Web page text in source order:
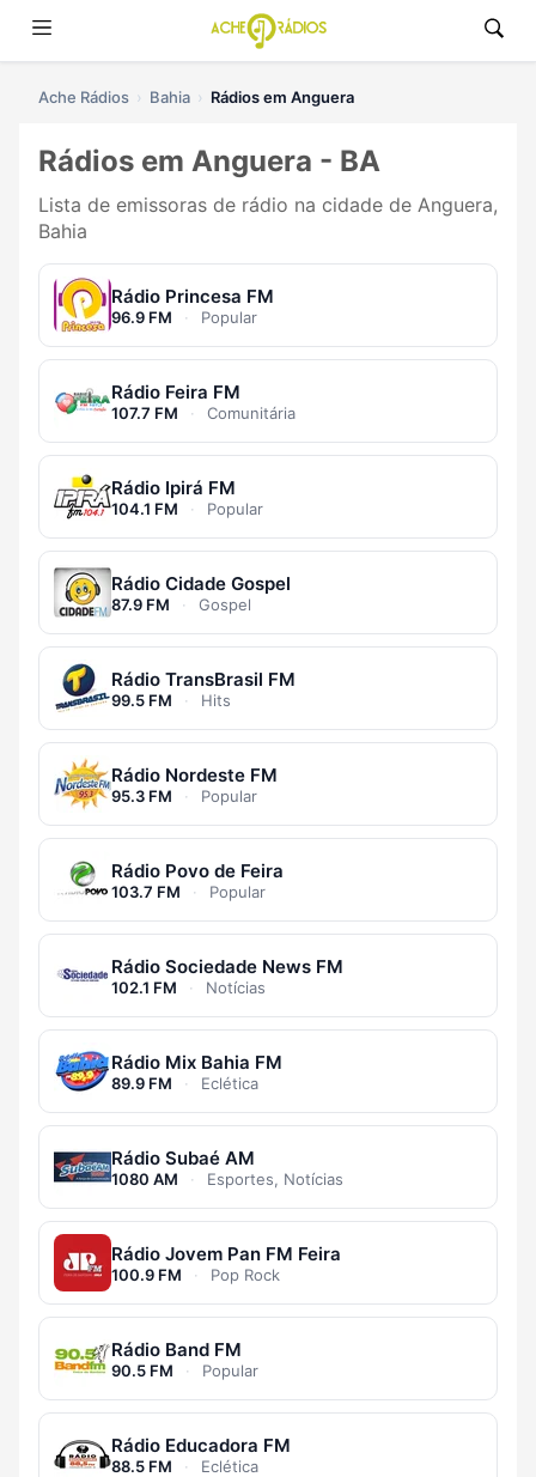
Ache Rádios Bahia Rádios em Anguera
Rádios em Anguera - BA
Lista de emissoras de rádio na cidade de Anguera,
Bahia
Rádio Princesa FM
96.9 FM · Popular
Rádio Feira FM
107.7 FM · Comunitária
Rádio Ipirá FM
104.1 FM · Popular
Rádio Cidade Gospel
87.9 FM · Gospel
Rádio TransBrasil FM
99.5 FM · Hits
Rádio Nordeste FM
95.3 FM · Popular
Rádio Povo de Feira
103.7 FM · Popular
Rádio Sociedade News FM
102.1 FM · Notícias
Rádio Mix Bahia FM
89.9 FM · Eclética
Rádio Subaé AM
1080 AM · Esportes, Notícias
Rádio Jovem Pan FM Feira
100.9 FM · Pop Rock
Rádio Band FM
90.5 FM · Popular
Rádio Educadora FM
88.5 FM · Eclética